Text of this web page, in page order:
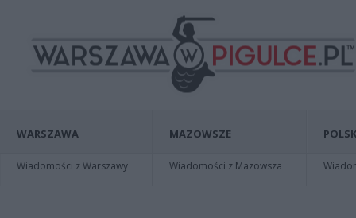
WARSZAWA
Wiadomości z Warszawy
MAZOWSZE
Wiadomości z Mazowsza